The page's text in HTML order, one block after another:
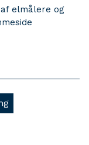
elmålere og